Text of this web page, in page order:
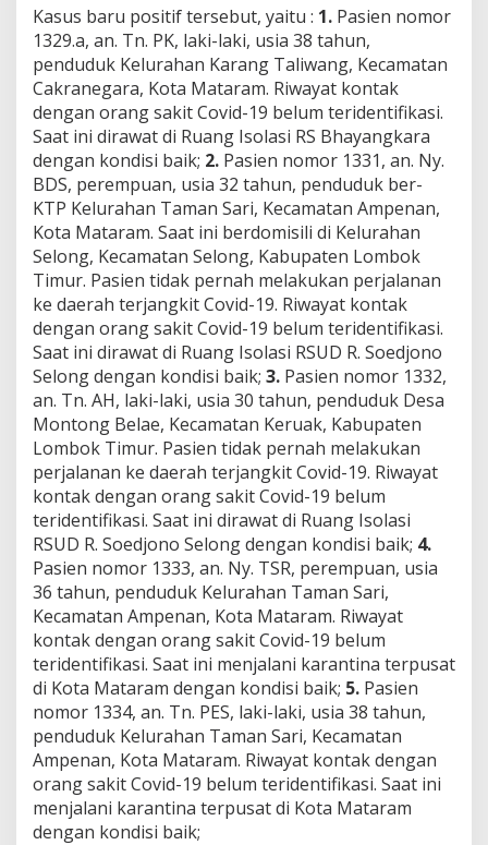
v
i
d
-
1
9
d
N
T
B
,
S
e
m
b
u
h
,
1
M
e
i
n
g
g
a
l
Kasus baru positif tersebut, yaitu : 1. Pasien nomor
1329.a, an. Tn. PK, laki-laki, usia 38 tahun,
penduduk Kelurahan Karang Taliwang, Kecamatan
Cakranegara, Kota Mataram. Riwayat kontak
dengan orang sakit Covid-19 belum teridentifikasi.
Saat ini dirawat di Ruang Isolasi RS Bhayangkara
dengan kondisi baik; 2. Pasien nomor 1331, an. Ny.
BDS, perempuan, usia 32 tahun, penduduk ber-
KTP Kelurahan Taman Sari, Kecamatan Ampenan,
Kota Mataram. Saat ini berdomisili di Kelurahan
Selong, Kecamatan Selong, Kabupaten Lombok
Timur. Pasien tidak pernah melakukan perjalanan
ke daerah terjangkit Covid-19. Riwayat kontak
dengan orang sakit Covid-19 belum teridentifikasi.
Saat ini dirawat di Ruang Isolasi RSUD R. Soedjono
Selong dengan kondisi baik; 3. Pasien nomor 1332,
an. Tn. AH, laki-laki, usia 30 tahun, penduduk Desa
Montong Belae, Kecamatan Keruak, Kabupaten
Lombok Timur. Pasien tidak pernah melakukan
perjalanan ke daerah terjangkit Covid-19. Riwayat
kontak dengan orang sakit Covid-19 belum
teridentifikasi. Saat ini dirawat di Ruang Isolasi
RSUD R. Soedjono Selong dengan kondisi baik; 4.
Pasien nomor 1333, an. Ny. TSR, perempuan, usia
36 tahun, penduduk Kelurahan Taman Sari,
Kecamatan Ampenan, Kota Mataram. Riwayat
kontak dengan orang sakit Covid-19 belum
teridentifikasi. Saat ini menjalani karantina terpusat
di Kota Mataram dengan kondisi baik; 5. Pasien
nomor 1334, an. Tn. PES, laki-laki, usia 38 tahun,
penduduk Kelurahan Taman Sari, Kecamatan
Ampenan, Kota Mataram. Riwayat kontak dengan
orang sakit Covid-19 belum teridentifikasi. Saat ini
menjalani karantina terpusat di Kota Mataram
dengan kondisi baik;